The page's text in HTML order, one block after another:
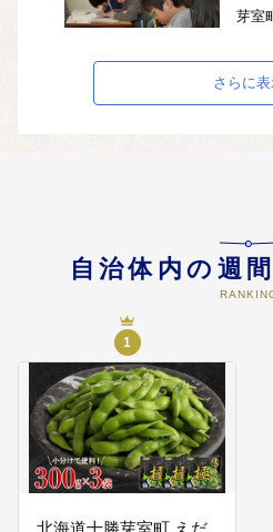
芽室
「生
教育
れて
で親
室町
05
さらに
自治体内の週
1
北海道十勝芽室町 えだ